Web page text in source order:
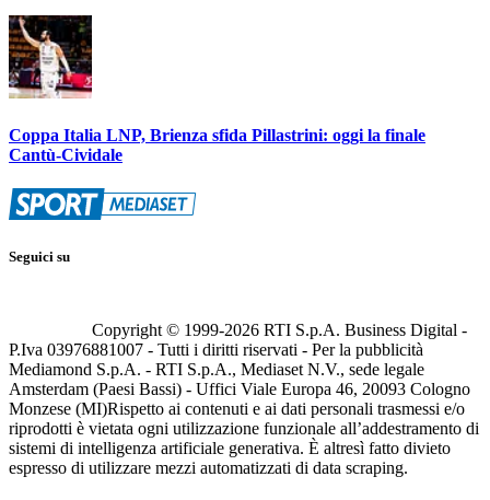
Coppa Italia LNP, Brienza sfida Pillastrini: oggi la finale
Cantù-Cividale
Seguici su
Copyright © 1999-2026 RTI S.p.A. Business Digital -
P.Iva 03976881007 - Tutti i diritti riservati - Per la pubblicità
Mediamond S.p.A. - RTI S.p.A., Mediaset N.V., sede legale
Amsterdam (Paesi Bassi) - Uffici Viale Europa 46, 20093 Cologno
Monzese (MI)Rispetto ai contenuti e ai dati personali trasmessi e/o
riprodotti è vietata ogni utilizzazione funzionale all’addestramento di
sistemi di intelligenza artificiale generativa. È altresì fatto divieto
espresso di utilizzare mezzi automatizzati di data scraping.